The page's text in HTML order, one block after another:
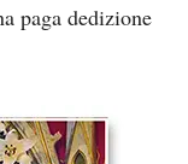
paga dedizione